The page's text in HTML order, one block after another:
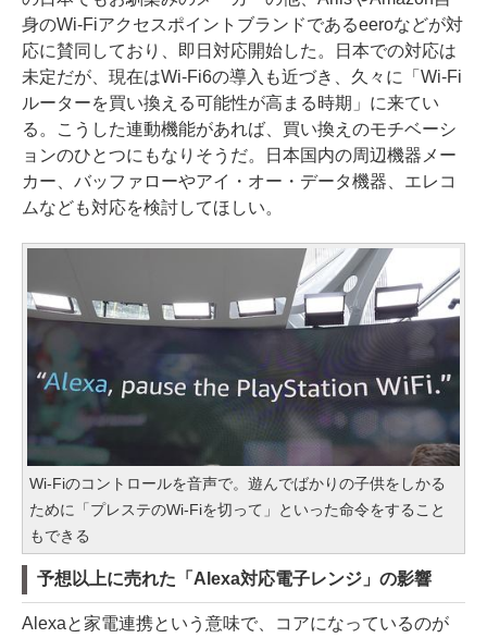
身のWi-Fiアクセスポイントブランドであるeeroなどが対
応に賛同しており、即日対応開始した。日本での対応は
未定だが、現在はWi-Fi6の導入も近づき、久々に「Wi-Fi
ルーターを買い換える可能性が高まる時期」に来てい
る。こうした連動機能があれば、買い換えのモチベーシ
ョンのひとつにもなりそうだ。日本国内の周辺機器メー
カー、バッファローやアイ・オー・データ機器、エレコ
ムなども対応を検討してほしい。
Wi-Fiのコントロールを音声で。遊んでばかりの子供をしかる
ために「プレステのWi-Fiを切って」といった命令をすること
もできる
予想以上に売れた「Alexa対応電子レンジ」の影響
Alexaと家電連携という意味で、コアになっているのが